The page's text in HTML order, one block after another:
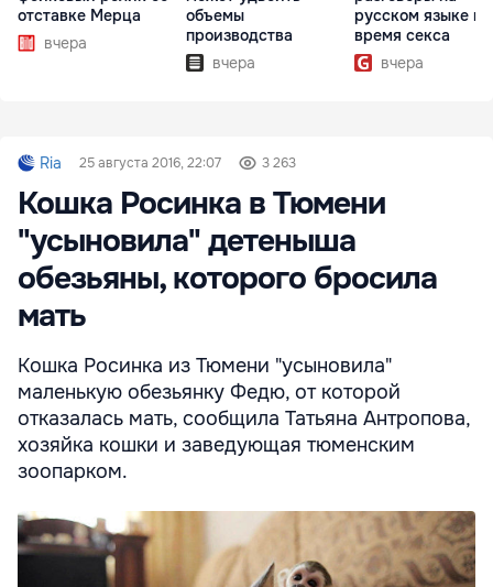
отставке Мерца
вчера
объемы
производства
вчера
русском языке во
время секса
вчера
Ria 25 августа 2016, 22:07 3 263
Кошка Росинка в Тюмени
"усыновила" детеныша
обезьяны, которого бросила
мать
Кошка Росинка из Тюмени "усыновила"
маленькую обезьянку Федю, от которой
отказалась мать, сообщила Татьяна Антропова,
хозяйка кошки и заведующая тюменским
зоопарком.